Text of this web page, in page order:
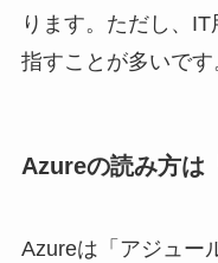
ります。ただし、
指すことが多いです
Azureの読み方は
Azureは「アジュー